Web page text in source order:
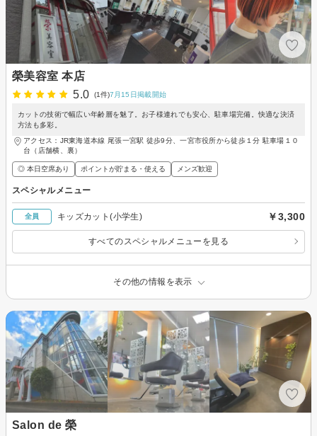
榮美容室 本店
5.0
(1件)7月15日掲載開始
カットの技術で幅広い年齢層を魅了。お子様連れでも安心、駐車場完備。快適な決済
方法も多彩。
アクセス：JR東海道本線 尾張一宮駅 徒歩9分、一宮市役所から徒歩１分 駐車場１０
台（店舗横、裏）
◎ 本日空席あり ポイントが貯まる・使える メンズ歓迎
スペシャルメニュー
全員 キッズカット(小学生) ￥3,300
すべてのスペシャルメニューを見る
その他の情報を表示
Salon de 榮